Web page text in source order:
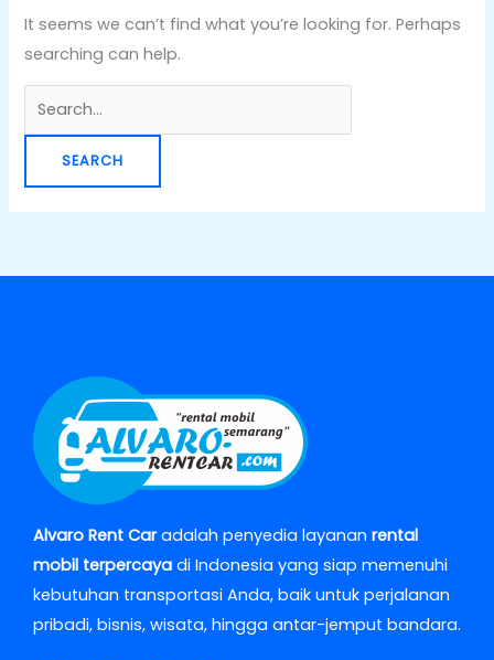
It seems we can’t find what you’re looking for. Perhaps
searching can help.
Alvaro Rent Caradalah penyedia layanan rental
mobil terpercaya di Indonesia yang siap memenuhi
kebutuhan transportasi Anda, baik untuk perjalanan
pribadi, bisnis, wisata, hingga antar-jemput bandara.